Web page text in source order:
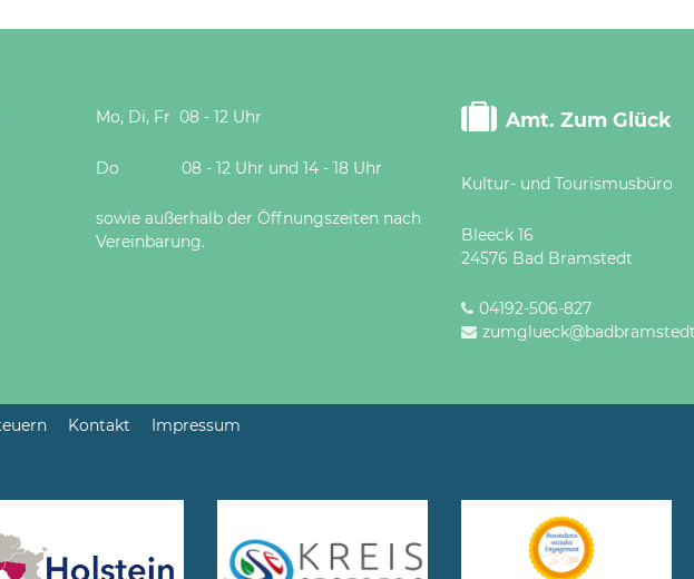
Mo, Di, Fr 08 - 12 Uhr
Do 08 - 12 Uhr und 14 - 18 Uhr
sowie außerhalb der Öffnungszeiten nach
Vereinbarung.
Amt. Zum Glück
Kultur- und Tourismusbüro
Bleeck 16
24576 Bad Bramstedt
04192-506-827
Kontakt
Impressum